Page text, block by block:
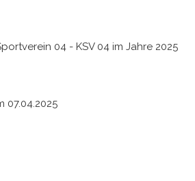
04 - KSV 04 im Jahre 2025
07.04.2025